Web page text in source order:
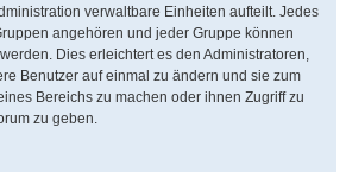
verwaltbare Einheiten aufteilt. Jedes
angehören und jeder Gruppe können
Dies erleichtert es den Administratoren,
Benutzer auf einmal zu ändern und sie zum
Bereichs zu machen oder ihnen Zugriff zu
zu geben.